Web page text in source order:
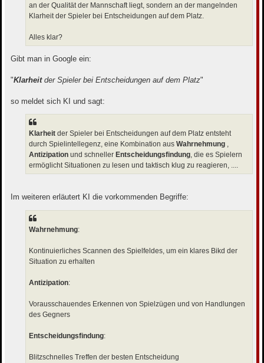
an der Qualität der Mannschaft liegt, sondern an der mangelnden
Klarheit der Spieler bei Entscheidungen auf dem Platz.
Alles klar?
Gibt man in Google ein:
"Klarheitder Spieler bei Entscheidungen auf dem Platz"
so meldet sich KI und sagt:
Klarheit der Spieler bei Entscheidungen auf dem Platz entsteht
durch Spielintellegenz, eine Kombination aus Wahrnehmung ,
Antizipation und schneller Entscheidungsfindung, die es Spielern
ermöglicht Situationen zu lesen und taktisch klug zu reagieren, ....
Im weiteren erläutert KI die vorkommenden Begriffe:
Wahrnehmung:
Kontinuierliches Scannen des Spielfeldes, um ein klares Bikd der
Situation zu erhalten
Antizipation:
Vorausschauendes Erkennen von Spielzügen und von Handlungen
des Gegners
Entscheidungsfindung:
Blitzschnelles Treffen der besten Entscheidung